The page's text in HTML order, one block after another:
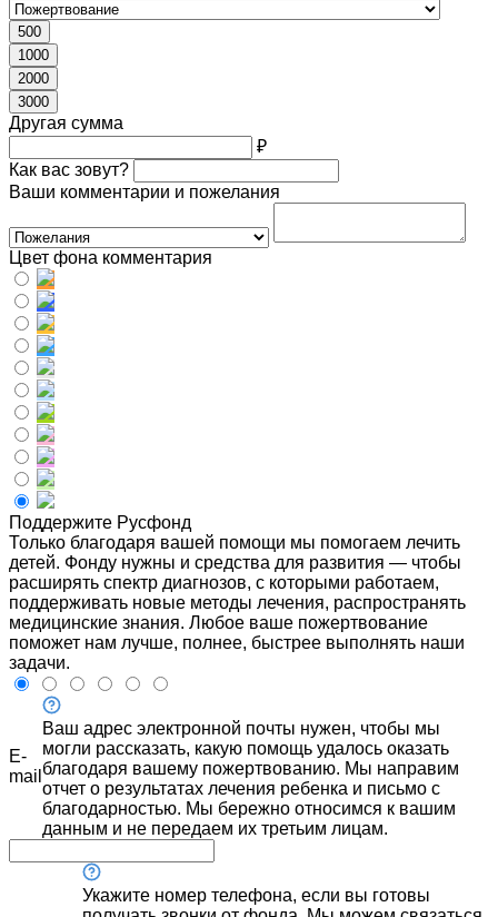
500
1000
2000
3000
Другая сумма
₽
Как вас зовут?
Ваши комментарии и пожелания
Цвет фона комментария
Поддержите Русфонд
Только благодаря вашей помощи мы помогаем лечить
детей. Фонду нужны и средства для развития — чтобы
расширять спектр диагнозов, с которыми работаем,
поддерживать новые методы лечения, распространять
медицинские знания. Любое ваше пожертвование
поможет нам лучше, полнее, быстрее выполнять наши
задачи.
E-
mail
Ваш адрес электронной почты нужен, чтобы мы
могли рассказать, какую помощь удалось оказать
благодаря вашему пожертвованию. Мы направим
отчет о результатах лечения ребенка и письмо с
благодарностью. Мы бережно относимся к вашим
данным и не передаем их третьим лицам.
Укажите номер телефона, если вы готовы